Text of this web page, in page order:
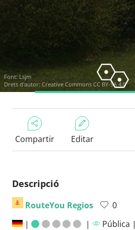
Font: Lsjm
Drets d'autor: Creative Commons CC BY-SA 4.0
Compartir Editar
Descripció
RouteYou Regios
0
|
| Pública |